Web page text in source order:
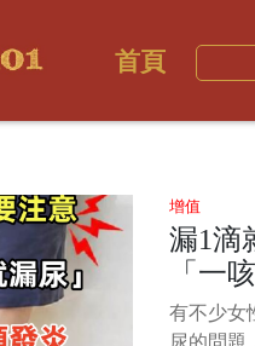
首頁
增值
漏1滴
「一
處頻
有不少女
尿的問題